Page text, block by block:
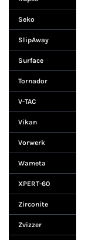
Seko
SlipAway
Surface
Tornador
V-TAC
Vikan
Vorwerk
Wameta
XPERT-60
Zirconite
Zvizzer